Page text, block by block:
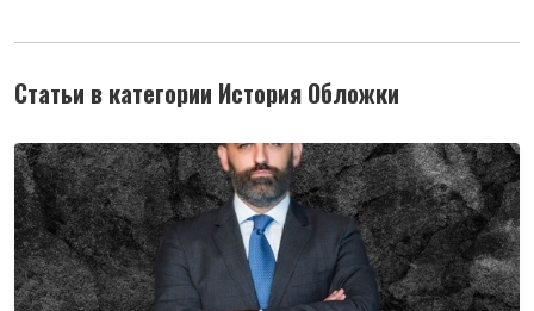
Статьи в категории История Обложки